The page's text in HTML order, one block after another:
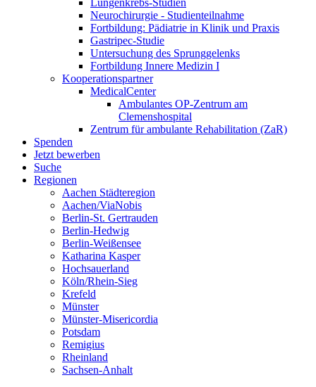
Lungenkrebs-Studien
Neurochirurgie - Studienteilnahme
Fortbildung: Pädiatrie in Klinik und Praxis
Gastripec-Studie
Untersuchung des Sprunggelenks
Fortbildung Innere Medizin I
Kooperationspartner
MedicalCenter
Ambulantes OP-Zentrum am
Clemenshospital
Zentrum für ambulante Rehabilitation (ZaR)
Spenden
Jetzt bewerben
Suche
Regionen
Aachen Städteregion
Aachen/ViaNobis
Berlin-St. Gertrauden
Berlin-Hedwig
Berlin-Weißensee
Katharina Kasper
Hochsauerland
Köln/Rhein-Sieg
Krefeld
Münster
Münster-Misericordia
Potsdam
Remigius
Rheinland
Sachsen-Anhalt